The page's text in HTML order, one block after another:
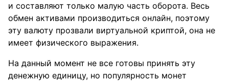
и составляют только малую часть оборота. Весь
обмен активами производиться онлайн, поэтому
эту валюту прозвали виртуальной криптой, она не
имеет физического выражения.
На данный момент не все готовы принять эту
денежную единицу, но популярность монет